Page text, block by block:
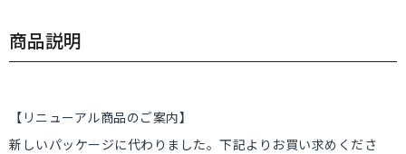
商品説明
【リニューアル商品のご案内】
新しいパッケージに代わりました。下記よりお買い求めくださ